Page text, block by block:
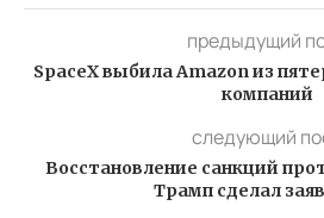
предыдущий
SpaceX выбила Amazon из
компаний
следующий
Восстановление санкций
Трамп сделал